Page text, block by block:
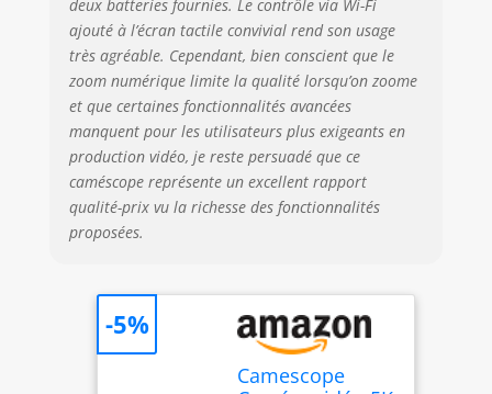
MODE WEBCAM &
MICROPHONE
EXTERNE - Utilisez la
caméra comme
webcam –
connectez-la en USB
au PC, sélectionnez
"PC camera". Idéal
pour Zoom,
livestreams YouTube
inclus élimine
efficacement les
bruits de fond.
deux batteries fournies. Le contrôle via Wi-Fi
ajouté à l’écran tactile convivial rend son usage
très agréable. Cependant, bien conscient que le
zoom numérique limite la qualité lorsqu’on zoome
et que certaines fonctionnalités avancées
manquent pour les utilisateurs plus exigeants en
production vidéo, je reste persuadé que ce
caméscope représente un excellent rapport
qualité-prix vu la richesse des fonctionnalités
proposées.
Camescope
-5%